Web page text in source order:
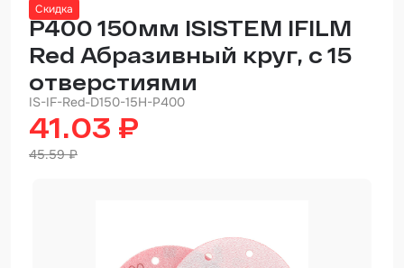
Полировальные круги и пасты
Нетканые абразивные материалы
Инструменты
Краскопульты и Аэрографы
Скидка
P400 150мм ISISTEM IFILM
Red Абразивный круг, с 15
отверстиями
IS-IF-Red-D150-15H-P400
41.03 ₽
45.59 ₽